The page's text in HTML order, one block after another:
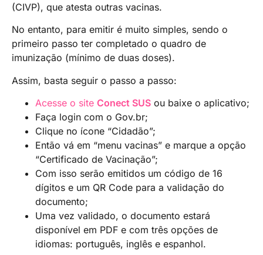
(CIVP), que atesta outras vacinas.
No entanto, para emitir é muito simples, sendo o
primeiro passo ter completado o quadro de
imunização (mínimo de duas doses).
Assim, basta seguir o passo a passo:
Acesse o site Conect SUS ou baixe o aplicativo;
Faça login com o Gov.br;
Clique no ícone “Cidadão”;
Então vá em “menu vacinas” e marque a opção
“Certificado de Vacinação”;
Com isso serão emitidos um código de 16
dígitos e um QR Code para a validação do
documento;
Uma vez validado, o documento estará
disponível em PDF e com três opções de
idiomas: português, inglês e espanhol.